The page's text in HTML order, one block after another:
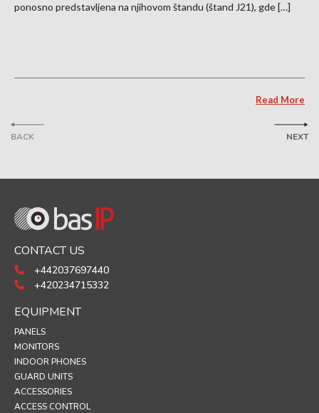
BACK
ponosno predstavljena na njihovom štandu (štand J21), gde […]
Read More
NEXT
CONTACT US
+442037697440
+420234715332
EQUIPMENT
PANELS
MONITORS
INDOOR PHONES
GUARD UNITS
ACCESSORIES
ACCESS CONTROL